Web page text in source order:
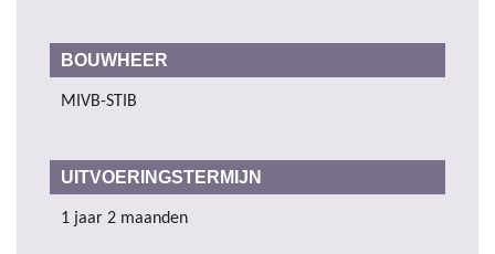
BOUWHEER
MIVB-STIB
UITVOERINGSTERMIJN
1 jaar 2 maanden